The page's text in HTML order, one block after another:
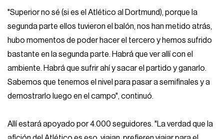
"Superior no sé (si es el Atlético al Dortmund), porque la
segunda parte ellos tuvieron el balón, nos han metido atrás,
hubo momentos de poder hacer el tercero y hemos sufrido
bastante en la segunda parte. Habrá que ver allí con el
ambiente. Habrá que sufrir ahí y sacar el partido y ganarlo.
Sabemos que tenemos el nivel para pasar a semifinales y a
demostrarlo luego en el campo", continuó.
Allí estará apoyado por 4.000 seguidores. "La verdad que la